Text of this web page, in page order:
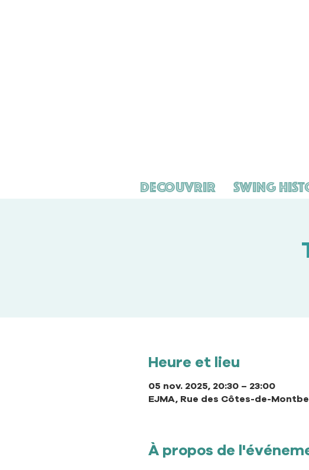
Decouvrir Swing
Heure et lieu
05 nov. 2025, 20:30 – 23:00
EJMA, Rue des Côtes-de-
À propos de